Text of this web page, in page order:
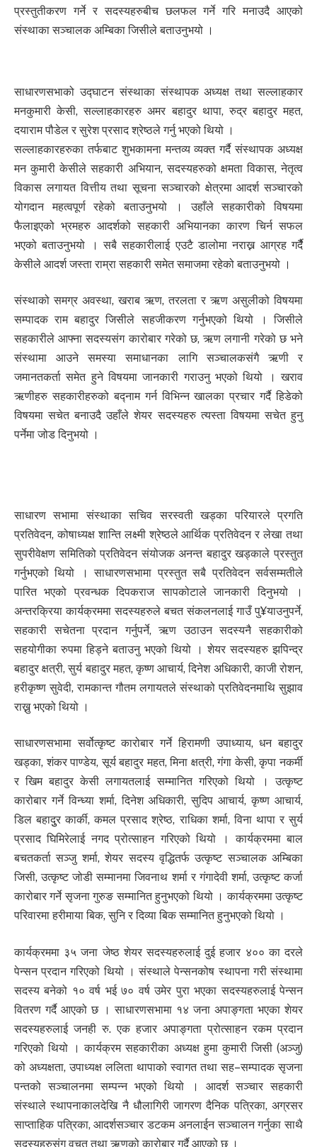
प्रस्तुतीकरण गर्ने र सदस्यहरुबीच छलफल गर्ने गरि मनाउदै आएको
संस्थाका सञ्चालक अम्बिका जिसीले बताउनुभयो ।
साधारणसभाको उद्घाटन संस्थाका संस्थापक अध्यक्ष तथा सल्लाहकार
मनकुमारी केसी, सल्लाहकारहरु अमर बहादुर थापा, रुद्र बहादुर महत,
दयाराम पौडेल र सुरेश प्रसाद श्रेष्ठले गर्नु भएको थियो ।
सल्लाहकारहरुका तर्फबाट शुभकामना मन्तव्य व्यक्त गर्दै संस्थापक अध्यक्ष
मन कुमारी केसीले सहकारी अभियान, सदस्यहरुको क्षमता विकास, नेतृत्व
विकास लगायत वित्तीय तथा सूचना सञ्चारको क्षेत्रमा आदर्श सञ्चारको
योगदान महत्वपूर्ण रहेको बताउनुभयो । उहाँले सहकारीको विषयमा
फैलाइएको भ्रमहरु आदर्शको सहकारी अभियानका कारण चिर्न सफल
भएको बताउनुभयो । सबै सहकारीलाई एउटै डालोमा नराख्न आग्रह गर्दैै
केसीले आदर्श जस्ता राम्रा सहकारी समेत समाजमा रहेको बताउनुभयो ।
संस्थाको समग्र अवस्था, खराब ऋण, तरलता र ऋण असुलीको विषयमा
सम्पादक राम बहादुर जिसीले सहजीकरण गर्नुभएको थियो । जिसीले
सहकारीले आफ्ना सदस्यसंग कारोबार गरेको छ, ऋण लगानी गरेको छ भने
संस्थामा आउने समस्या समाधानका लागि सञ्चालकसंगै ऋणी र
जमानतकर्ता समेत हुने विषयमा जानकारी गराउनु भएको थियो । खराव
ऋणीहरु सहकारीहरुको बद्नाम गर्न विभिन्न खालका प्रचार गर्दै हिडेको
विषयमा सचेत बनाउदै उहाँले शेयर सदस्यहरु त्यस्ता विषयमा सचेत हुनु
पर्नेमा जोड दिनुभयो ।
साधारण सभामा संस्थाका सचिव सरस्वती खड्का परियारले प्रगति
प्रतिवेदन, कोषाध्यक्ष शान्ति लक्ष्मी श्रेष्ठले आर्थिक प्रतिवेदन र लेखा तथा
सुपरीवेक्षण समितिको प्रतिवेदन संयोजक अनन्त बहादुर खड्काले प्रस्तुत
गर्नुभएको थियो । साधारणसभामा प्रस्तुत सबै प्रतिवेदन सर्वसम्मतीले
पारित भएको प्रवन्धक दिपकराज सापकोटाले जानकारी दिनुभयो ।
अन्तरक्रिया कार्यक्रममा सदस्यहरुले बचत संकलनलाई गाउँ पु¥याउनुपर्ने,
सहकारी सचेतना प्रदान गर्नुपर्ने, ऋण उठाउन सदस्यनै सहकारीको
सहयोगीका रुपमा हिड्ने बताउनु भएको थियो । शेयर सदस्यहरु झपिन्द्र
बहादुर क्षत्री, सुर्य बहादुर महत, कृष्ण आचार्य, दिनेश अधिकारी, काजी रोशन,
हरीकृष्ण सुवेदी, रामकान्त गौतम लगायतले संस्थाको प्रतिवेदनमाथि सुझाव
राख्नु भएको थियो ।
साधारणसभामा सर्वोत्कृष्ट कारोबार गर्ने हिरामणी उपाध्याय, धन बहादुर
खड्का, शंकर पाण्डेय, सूर्य बहादुर महत, मिना क्षत्री, गंगा केसी, कृपा नकर्मी
र खिम बहादुर केसी लगायतलाई सम्मानित गरिएको थियो । उत्कृष्ट
कारोबार गर्ने विन्ध्या शर्मा, दिनेश अधिकारी, सुदिप आचार्य, कृष्ण आचार्य,
डिल बहादुुर कार्की, कमल प्रसाद श्रेष्ठ, राधिका शर्मा, विना थापा र सुर्य
प्रसाद घिमिरेलाई नगद प्रोत्साहन गरिएको थियो । कार्यक्रममा बाल
बचतकर्ता सञ्जु शर्मा, शेयर सदस्य वृद्धितर्फ उत्कृष्ट सञ्चालक अम्बिका
जिसी, उत्कृष्ट जोडी सम्मानमा जिवनाथ शर्मा र गंगादेवी शर्मा, उत्कृष्ट कर्जा
कारोबार गर्ने सृजना गुरुङ सम्मानित हुनुभएको थियो । कार्यक्रममा उत्कृष्ट
परिवारमा हरीमाया बिक, सुनि र दिव्या बिक सम्मानित हुनुभएको थियो ।
कार्यक्रममा ३५ जना जेष्ठ शेयर सदस्यहरुलाई दुई हजार ४०० का दरले
पेन्सन प्रदान गरिएको थियो । संस्थाले पेन्सनकोष स्थापना गरी संस्थामा
सदस्य बनेको १० वर्ष भई ७० वर्ष उमेर पुरा भएका सदस्यहरुलाई पेन्सन
वितरण गर्दै आएको छ । साधारणसभामा १४ जना अपाङ्गता भएका शेयर
सदस्यहरुलाई जनही रु. एक हजार अपाङ्गता प्रोत्साहन रकम प्रदान
गरिएको थियो । कार्यक्रम सहकारीका अध्यक्ष हुमा कुमारी जिसी (अञ्जु)
को अध्यक्षता, उपाध्यक्ष ललिता थापाको स्वागत तथा सह–सम्पादक सृजना
पन्तको सञ्चालनमा सम्पन्न भएको थियो । आदर्श सञ्चार सहकारी
संस्थाले स्थापनाकालदेखि नै धौलागिरी जागरण दैनिक पत्रिका, अग्रसर
साप्ताहिक पत्रिका, आदर्शसञ्चार डटकम अनलाईन सञ्चालन गर्नुका साथै
सदस्यहरुसंग वचत तथा ऋणको कारोबार गर्दै आएको छ ।